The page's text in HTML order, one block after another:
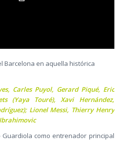
Barcelona en aquella histórica
Carles Puyol, Gerard Piqué, Eric
(Yaya Touré), Xavi Hernández,
Lionel Messi, Thierry Henry
como entrenador principal